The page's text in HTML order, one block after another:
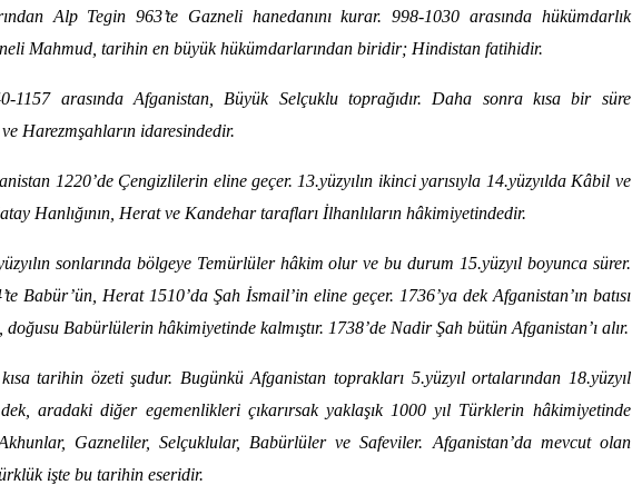
Alp Tegin 963’te Gazneli hanedanını kurar. 998-1030 arasında hükümdarlık
Mahmud, tarihin en büyük hükümdarlarından biridir; Hindistan fatihidir.
1157 arasında Afganistan, Büyük Selçuklu toprağıdır. Daha sonra kısa bir süre
Harezmşahların idaresindedir.
1220’de Çengizlilerin eline geçer. 13.yüzyılın ikinci yarısıyla 14.yüzyılda Kâbil ve
Hanlığının, Herat ve Kandehar tarafları İlhanlıların hâkimiyetindedir.
sonlarında bölgeye Temürlüler hâkim olur ve bu durum 15.yüzyıl boyunca sürer.
Babür’ün, Herat 1510’da Şah İsmail’in eline geçer. 1736’ya dek Afganistan’ın batısı
doğusu Babürlülerin hâkimiyetinde kalmıştır. 1738’de Nadir Şah bütün Afganistan’ı alır.
tarihin özeti şudur. Bugünkü Afganistan toprakları 5.yüzyıl ortalarından 18.yüzyıl
aradaki diğer egemenlikleri çıkarırsak yaklaşık 1000 yıl Türklerin hâkimiyetinde
Gazneliler, Selçuklular, Babürlüler ve Safeviler. Afganistan’da mevcut olan
işte bu tarihin eseridir.